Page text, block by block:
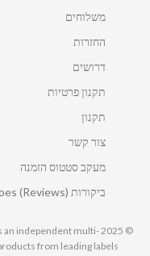
משלוחים
החזרות
דרושים
תקנון פרטיות
תקנון
צור קשר
מעקב סטטוס הזמנה
ביקורות MallShoes (Reviews)
is an independent multi-
from leading labels.